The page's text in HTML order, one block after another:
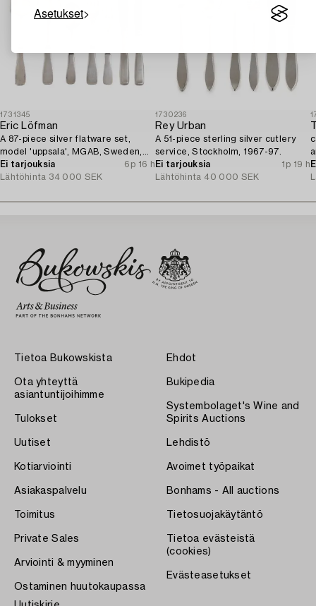
Asetukset
1731345
Eric Löfman
A 87-piece silver flatware set,
model 'uppsala', MGAB, Sweden,
1962-67.
Ei tarjouksia
6p 16 h
Lähtöhinta 34 000 SEK
1730236
Rey Urban
A 51-piece sterling silver cutlery
service, Stockholm, 1967-97.
Ei tarjouksia
1p 19 h
Lähtöhinta 40 000 SEK
Tietoa Bukowskista
Ota yhteyttä
asiantuntijoihimme
Tulokset
Uutiset
Kotiarviointi
Asiakaspalvelu
Toimitus
Private Sales
Arviointi & myyminen
Ostaminen huutokaupassa
Ehdot
Bukipedia
Systembolaget's Wine and
Spirits Auctions
Lehdistö
Avoimet työpaikat
Bonhams - All auctions
Tietosuojakäytäntö
Tietoa evästeistä
(cookies)
Evästeasetukset